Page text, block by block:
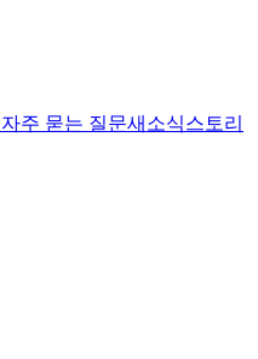
자주 묻는 질문새소식스토리